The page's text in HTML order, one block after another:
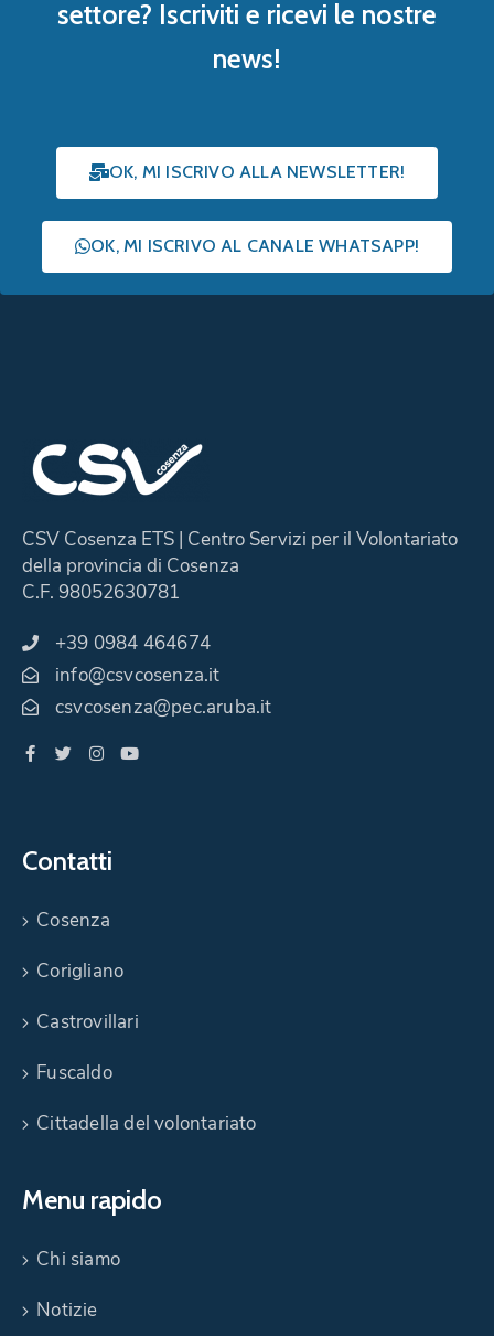
settore? Iscriviti e ricevi le nostre
news!
OK, MI ISCRIVO ALLA NEWSLETTER!
OK, MI ISCRIVO AL CANALE WHATSAPP!
CSV Cosenza ETS | Centro Servizi per il Volontariato
della provincia di Cosenza
C.F. 98052630781
+39 0984 464674
info@csvcosenza.it
csvcosenza@pec.aruba.it
Contatti
Cosenza
Corigliano
Castrovillari
Fuscaldo
Cittadella del volontariato
Menu rapido
Chi siamo
Notizie